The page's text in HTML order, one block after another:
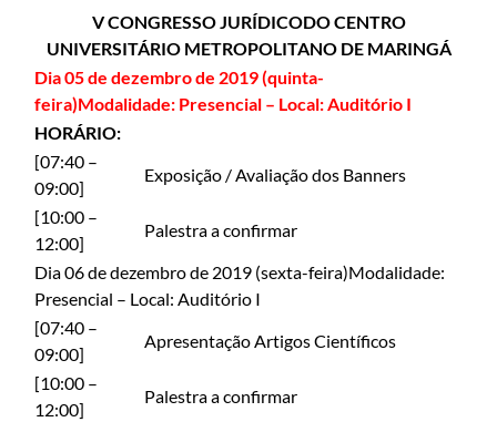
V CONGRESSO JURÍDICODO CENTRO
UNIVERSITÁRIO METROPOLITANO DE MARINGÁ
Dia 05 de dezembro de 2019 (quinta-
feira)Modalidade: Presencial – Local: Auditório I
HORÁRIO:
[07:40 –
09:00]
Exposição / Avaliação dos Banners
[10:00 –
12:00]
Palestra a confirmar
Dia 06 de dezembro de 2019 (sexta-feira)Modalidade:
Presencial – Local: Auditório I
[07:40 –
09:00]
Apresentação Artigos Científicos
[10:00 –
12:00]
Palestra a confirmar